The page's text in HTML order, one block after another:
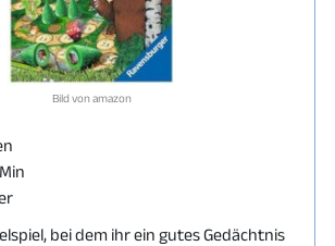
Bild von amazon
bei dem ihr ein gutes Gedächtnis